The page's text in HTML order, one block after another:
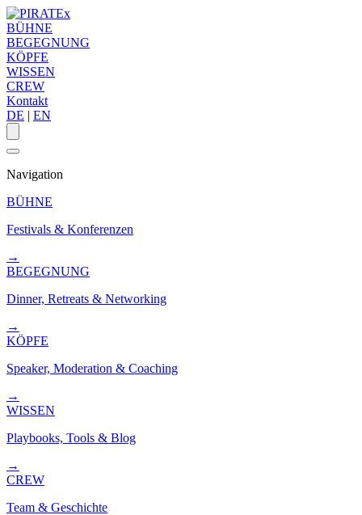
BÜHNE
BEGEGNUNG
KÖPFE
WISSEN
CREW
Kontakt
DE | EN
Navigation
BÜHNE
Festivals & Konferenzen
→
BEGEGNUNG
Dinner, Retreats & Networking
→
KÖPFE
Speaker, Moderation & Coaching
→
WISSEN
Playbooks, Tools & Blog
→
CREW
Team & Geschichte